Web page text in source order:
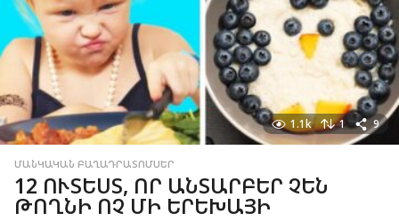
1.1k 1 9
ՄԱՆԿԱԿԱՆ ԲԱՂԱԴՐԱՏՈՄՍԵՐ
12 ՈՒՏԵՍՏ, ՈՐ ԱՆՏԱՐԲԵՐ ՉԵՆ
ԹՈՂՆԻ ՈՉ ՄԻ ԵՐԵԽԱՅԻ